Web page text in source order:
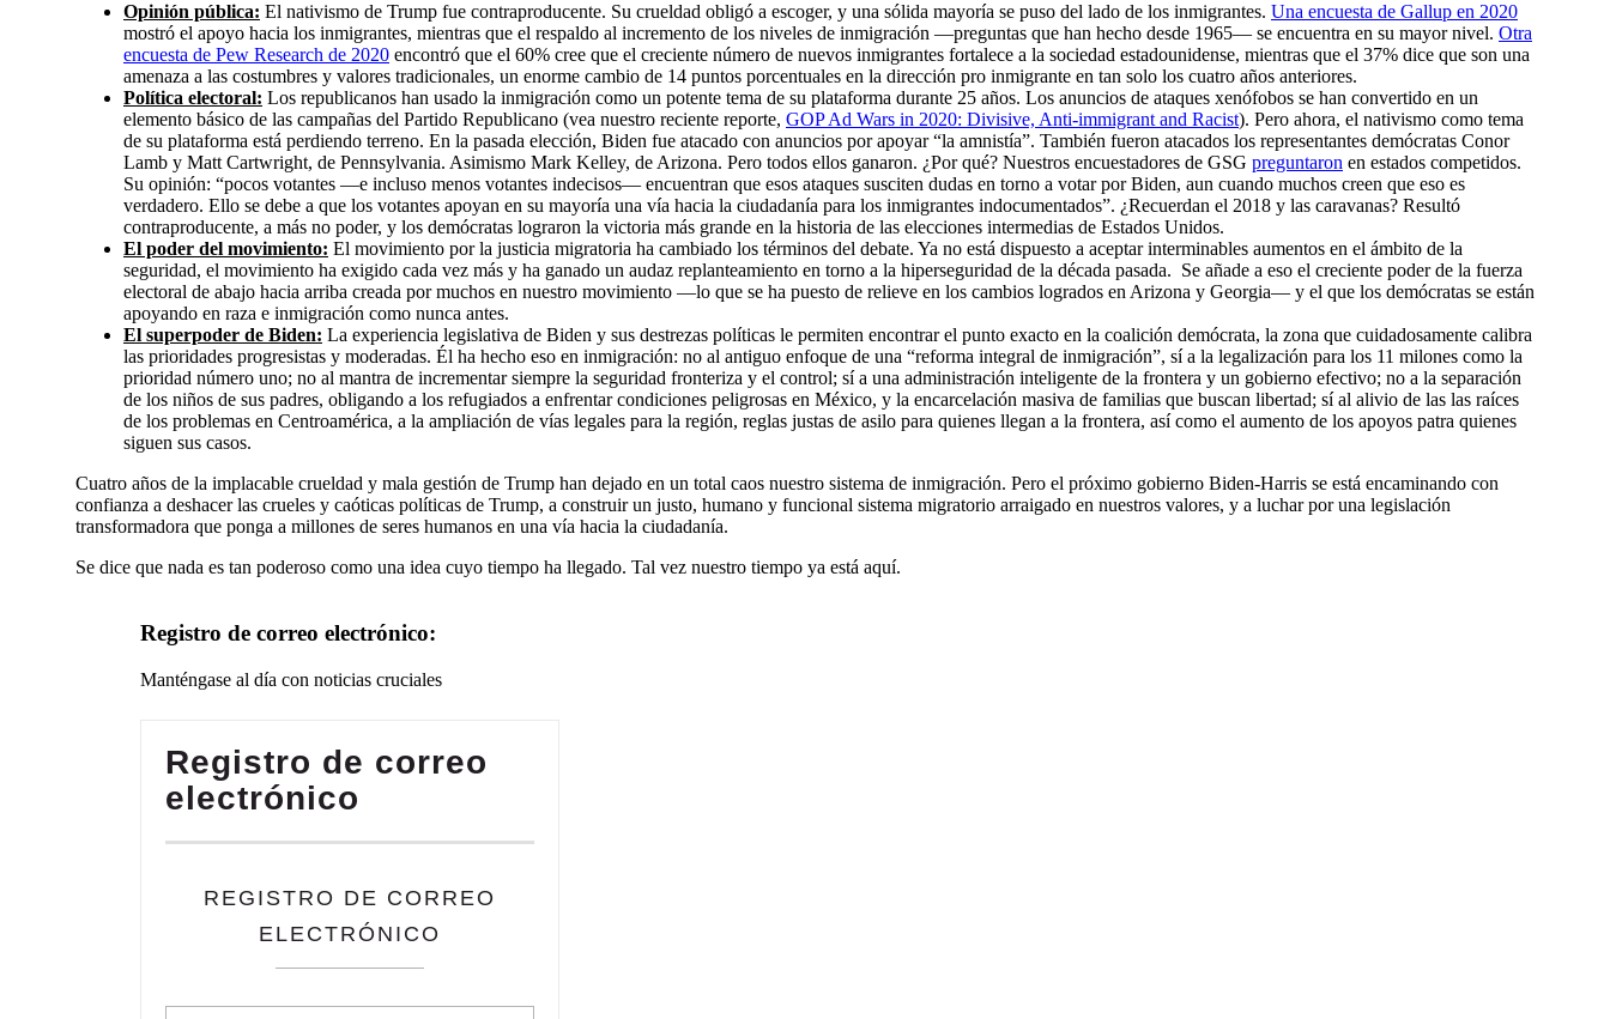
Opinión pública: El nativismo de Trump fue contraproducente. Su crueldad obligó a escoger, y una sólida mayoría se puso del lado de los inmigrantes. Una encuesta de Gallup en 2020
mostró el apoyo hacia los inmigrantes, mientras que el respaldo al incremento de los niveles de inmigración —preguntas que han hecho desde 1965— se encuentra en su mayor nivel. Otra
encuesta de Pew Research de 2020 encontró que el 60% cree que el creciente número de nuevos inmigrantes fortalece a la sociedad estadounidense, mientras que el 37% dice que son una
amenaza a las costumbres y valores tradicionales, un enorme cambio de 14 puntos porcentuales en la dirección pro inmigrante en tan solo los cuatro años anteriores.
Política electoral: Los republicanos han usado la inmigración como un potente tema de su plataforma durante 25 años. Los anuncios de ataques xenófobos se han convertido en un
elemento básico de las campañas del Partido Republicano (vea nuestro reciente reporte, GOP Ad Wars in 2020: Divisive, Anti-immigrant and Racist). Pero ahora, el nativismo como tema
de su plataforma está perdiendo terreno. En la pasada elección, Biden fue atacado con anuncios por apoyar “la amnistía”. También fueron atacados los representantes demócratas Conor
Lamb y Matt Cartwright, de Pennsylvania. Asimismo Mark Kelley, de Arizona. Pero todos ellos ganaron. ¿Por qué? Nuestros encuestadores de GSG preguntaron en estados competidos.
Su opinión: “pocos votantes —e incluso menos votantes indecisos— encuentran que esos ataques susciten dudas en torno a votar por Biden, aun cuando muchos creen que eso es
verdadero. Ello se debe a que los votantes apoyan en su mayoría una vía hacia la ciudadanía para los inmigrantes indocumentados”. ¿Recuerdan el 2018 y las caravanas? Resultó
contraproducente, a más no poder, y los demócratas lograron la victoria más grande en la historia de las elecciones intermedias de Estados Unidos.
El poder del movimiento: El movimiento por la justicia migratoria ha cambiado los términos del debate. Ya no está dispuesto a aceptar interminables aumentos en el ámbito de la
seguridad, el movimiento ha exigido cada vez más y ha ganado un audaz replanteamiento en torno a la hiperseguridad de la década pasada. Se añade a eso el creciente poder de la fuerza
electoral de abajo hacia arriba creada por muchos en nuestro movimiento —lo que se ha puesto de relieve en los cambios logrados en Arizona y Georgia— y el que los demócratas se están
apoyando en raza e inmigración como nunca antes.
El superpoder de Biden: La experiencia legislativa de Biden y sus destrezas políticas le permiten encontrar el punto exacto en la coalición demócrata, la zona que cuidadosamente calibra
las prioridades progresistas y moderadas. Él ha hecho eso en inmigración: no al antiguo enfoque de una “reforma integral de inmigración”, sí a la legalización para los 11 milones como la
prioridad número uno; no al mantra de incrementar siempre la seguridad fronteriza y el control; sí a una administración inteligente de la frontera y un gobierno efectivo; no a la separación
de los niños de sus padres, obligando a los refugiados a enfrentar condiciones peligrosas en México, y la encarcelación masiva de familias que buscan libertad; sí al alivio de las las raíces
de los problemas en Centroamérica, a la ampliación de vías legales para la región, reglas justas de asilo para quienes llegan a la frontera, así como el aumento de los apoyos patra quienes
siguen sus casos.
Cuatro años de la implacable crueldad y mala gestión de Trump han dejado en un total caos nuestro sistema de inmigración. Pero el próximo gobierno Biden-Harris se está encaminando con
confianza a deshacer las crueles y caóticas políticas de Trump, a construir un justo, humano y funcional sistema migratorio arraigado en nuestros valores, y a luchar por una legislación
transformadora que ponga a millones de seres humanos en una vía hacia la ciudadanía.
Se dice que nada es tan poderoso como una idea cuyo tiempo ha llegado. Tal vez nuestro tiempo ya está aquí.
Registro de correo electrónico:
Manténgase al día con noticias cruciales
Registro de correo
electrónico
REGISTRO DE CORREO
ELECTRÓNICO